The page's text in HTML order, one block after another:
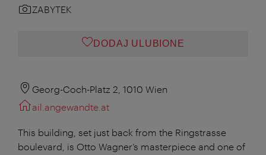
ZABYTEK
DODAJ ULUBIONE
Georg-Coch-Platz 2, 1010 Wien
ail.angewandte.at
This building, set just back from the Ringstrasse
boulevard, is Otto Wagner’s masterpiece and one of